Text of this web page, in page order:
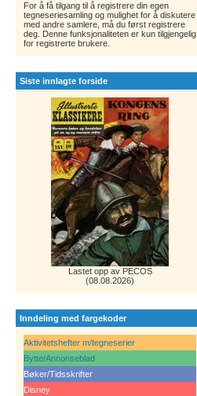
For å få tilgang til å registrere din egen
tegneseriesamling og mulighet for å diskutere
med andre samlere, må du først registrere
deg. Denne funksjonaliteten er kun tilgjengelig
for registrerte brukere.
Siste innlagte forside
Lastet opp av PECOS
(08.08.2026)
Inndeling med fargekoder
Aktivitetshefter m/tegneserier
Bytte/Annonseblad
Bøker/Tidsskrifter
Disney